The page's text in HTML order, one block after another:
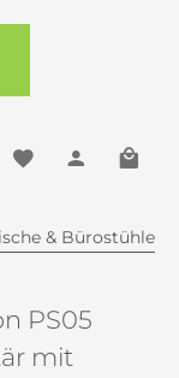
& Bürostühle
PS05
mit